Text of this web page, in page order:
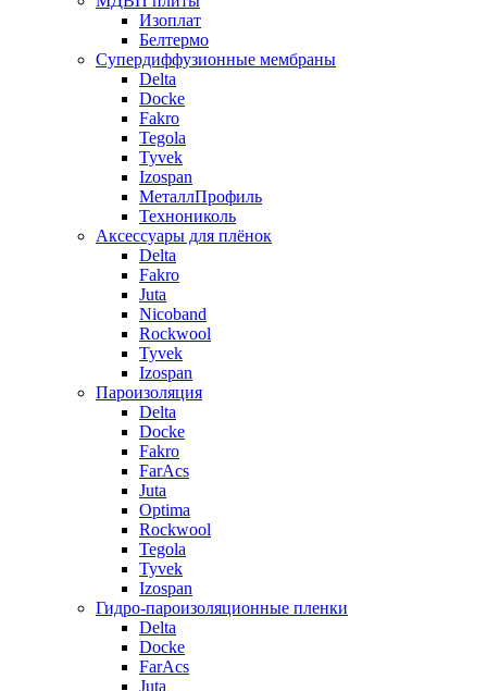
Изоплат
Белтермо
Супердиффузионные мембраны
Delta
Docke
Fakro
Tegola
Tyvek
Izospan
МеталлПрофиль
Технониколь
Аксессуары для плёнок
Delta
Fakro
Juta
Nicoband
Rockwool
Tyvek
Izospan
Пароизоляция
Delta
Docke
Fakro
FarAcs
Juta
Optima
Rockwool
Tegola
Tyvek
Izospan
Гидро-пароизоляционные пленки
Delta
Docke
FarAcs
Juta